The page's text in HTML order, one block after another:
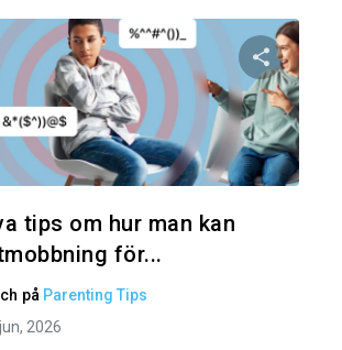
Dela
tips om hur man kan
för...
på Parenting Tips
2026